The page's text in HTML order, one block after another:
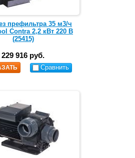
префильтра 35 м3/ч
Contra 2,2 кВт 220 В
(25415)
229 916 руб.
Сравнить